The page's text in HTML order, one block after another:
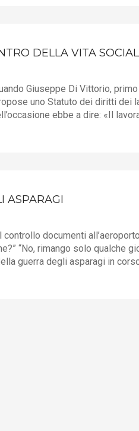
DELLA VITA
Giuseppe Di Vittorio,
uno Statuto dei diritti dei
ebbe a dire: «Il
ASPARAGI
documenti
“No, rimango solo qualche
guerra degli asparagi in